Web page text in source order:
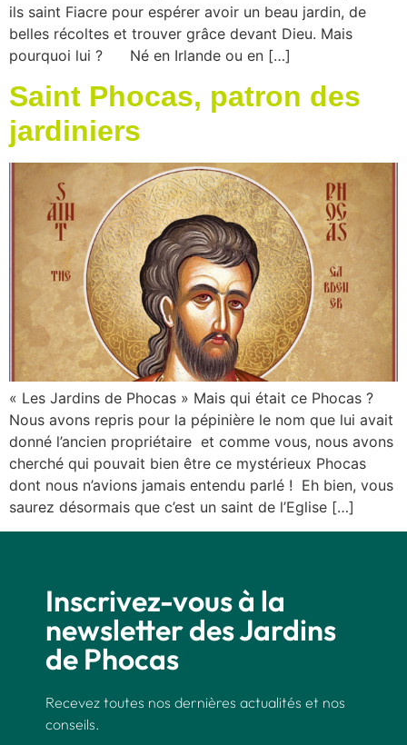
ils saint Fiacre pour espérer avoir un beau jardin, de
belles récoltes et trouver grâce devant Dieu. Mais
pourquoi lui ? Né en Irlande ou en […]
Saint Phocas, patron des
jardiniers
« Les Jardins de Phocas » Mais qui était ce Phocas ?
Nous avons repris pour la pépinière le nom que lui avait
donné l’ancien propriétaire et comme vous, nous avons
cherché qui pouvait bien être ce mystérieux Phocas
dont nous n’avions jamais entendu parlé ! Eh bien, vous
saurez désormais que c’est un saint de l’Eglise […]
Inscrivez-vous à la
newsletter des Jardins
de Phocas
Recevez toutes nos dernières actualités et nos
conseils.